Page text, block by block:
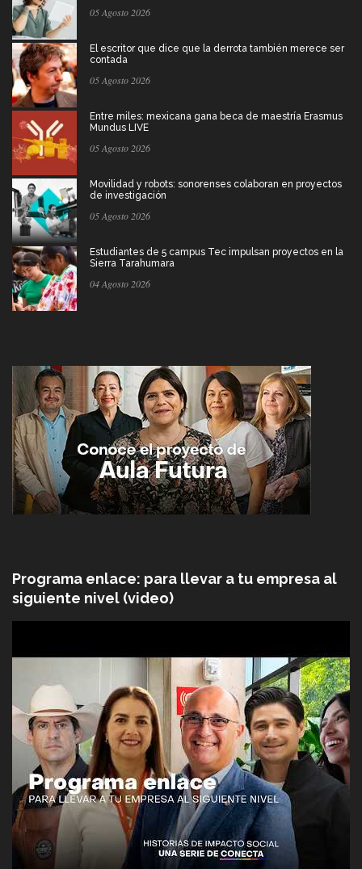
05 Agosto 2026
El escritor que dice que la derrota también merece ser
contada
05 Agosto 2026
Entre miles: mexicana gana beca de maestría Erasmus
Mundus LIVE
05 Agosto 2026
Movilidad y robots: sonorenses colaboran en proyectos
de investigación
05 Agosto 2026
Estudiantes de 5 campus Tec impulsan proyectos en la
Sierra Tarahumara
04 Agosto 2026
Programa enlace: para llevar a tu empresa al
siguiente nivel (video)